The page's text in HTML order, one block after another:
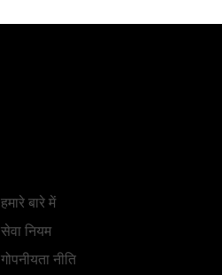
हमारे बारे में
सेवा नियम
गोपनीयता नीति